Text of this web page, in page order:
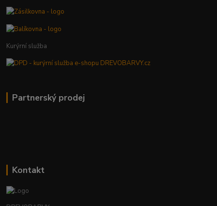
Kurýrní služba
Partnerský prodej
Kontakt